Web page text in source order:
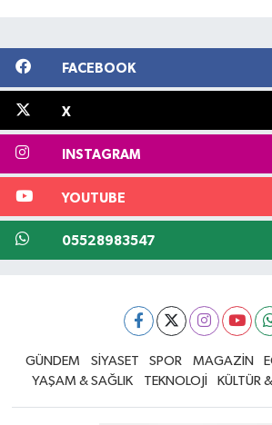
FACEBOOK
X
INSTAGRAM
YOUTUBE
05528983547
GÜNDEM SİYASET SPOR MAGAZİN
YAŞAM & SAĞLIK
TEKNOLOJİ KÜLTÜR